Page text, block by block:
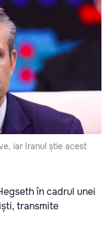
iar Iranul știe acest
în cadrul unei
transmite